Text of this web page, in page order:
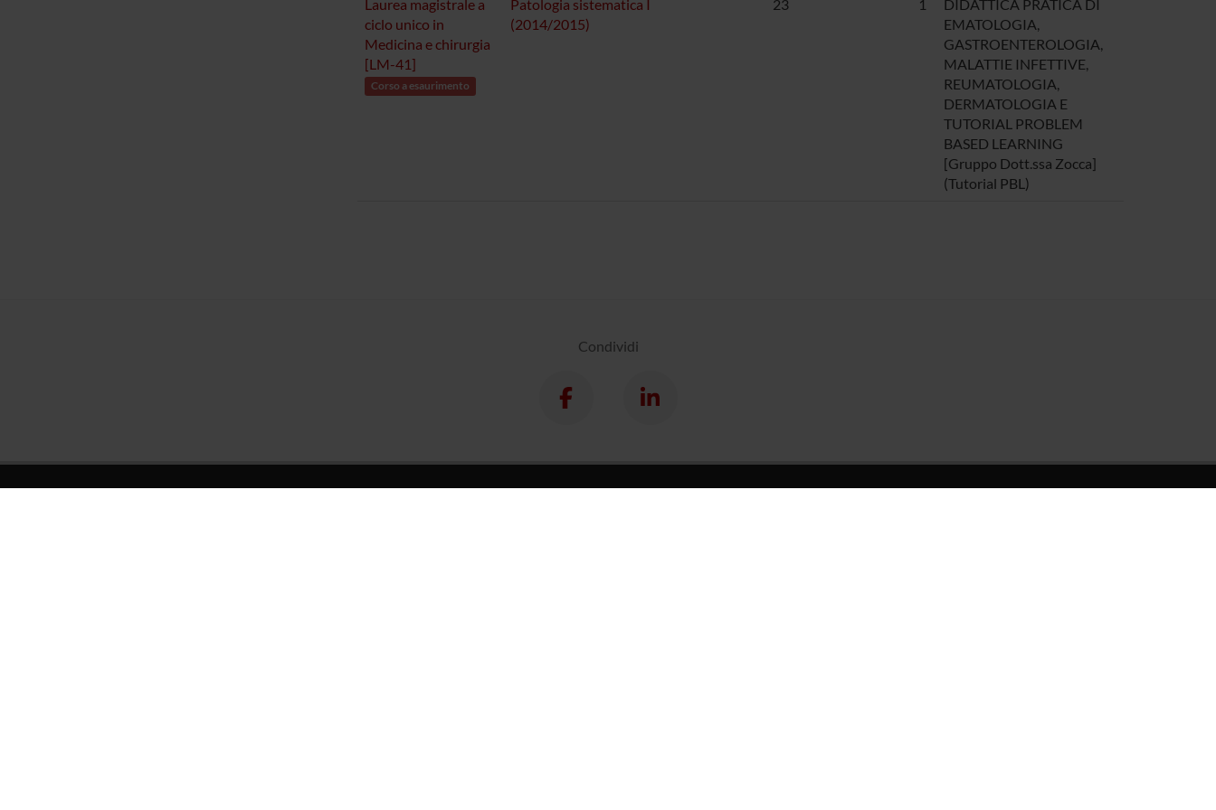
Laurea magistrale a
ciclo unico in
Medicina e chirurgia
[LM-41]
Corso a esaurimento
Patologia sistematica I
(2014/2015)
23 1
DIDATTICA PRATICA DI
EMATOLOGIA,
GASTROENTEROLOGIA,
MALATTIE INFETTIVE,
REUMATOLOGIA,
DERMATOLOGIA E
TUTORIAL PROBLEM
BASED LEARNING
[Gruppo Dott.ssa Zocca]
(Tutorial PBL)
Condividi